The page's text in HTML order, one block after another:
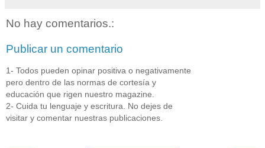
No hay comentarios.:
Publicar un comentario
1- Todos pueden opinar positiva o negativamente
pero dentro de las normas de cortesía y
educación que rigen nuestro magazine.
2- Cuida tu lenguaje y escritura. No dejes de
visitar y comentar nuestras publicaciones.